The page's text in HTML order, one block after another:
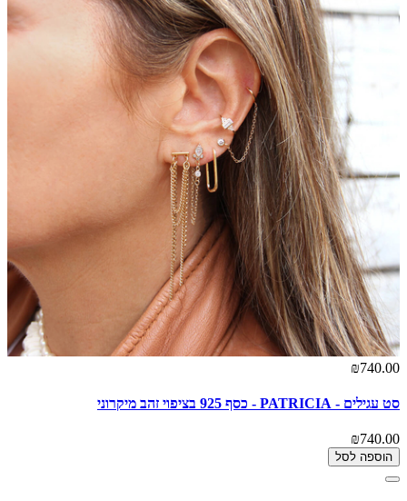
₪740.00
סט עגילים - PATRICIA - כסף 925 בציפוי זהב מיקרוני
₪740.00
הוספה לסל